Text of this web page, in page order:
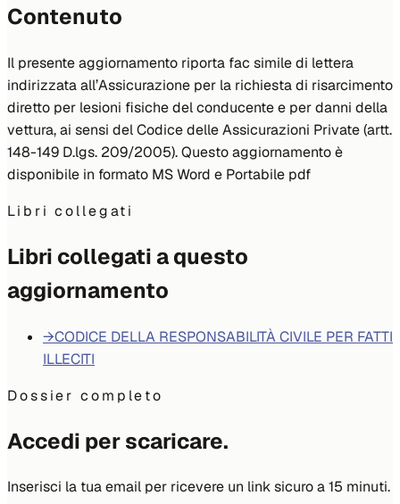
Contenuto
Il presente aggiornamento riporta fac simile di lettera
indirizzata all’Assicurazione per la richiesta di risarcimento
diretto per lesioni fisiche del conducente e per danni della
vettura, ai sensi del Codice delle Assicurazioni Private (artt.
148-149 D.lgs. 209/2005). Questo aggiornamento è
disponibile in formato MS Word e Portabile pdf
Libri collegati
Libri collegati a questo
aggiornamento
→CODICE DELLA RESPONSABILITÀ CIVILE PER FATTI
ILLECITI
Dossier completo
Accedi per scaricare.
Inserisci la tua email per ricevere un link sicuro a 15 minuti.